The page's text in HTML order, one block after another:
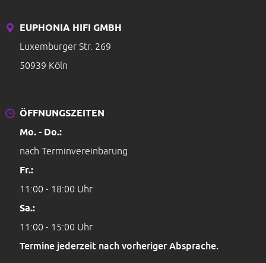
EUPHONIA HIFI GMBH
Luxemburger Str. 269
50939 Köln
ÖFFNUNGSZEITEN
Mo. - Do.:
nach Terminvereinbarung
Fr.:
11:00 - 18:00 Uhr
Sa.:
11:00 - 15:00 Uhr
Termine jederzeit nach vorheriger Absprache.